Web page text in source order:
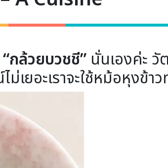
“กล้วยบวชชี” นั่นเองค่ะ วั
ยอะเราจะใช้หม้อหุงข้า